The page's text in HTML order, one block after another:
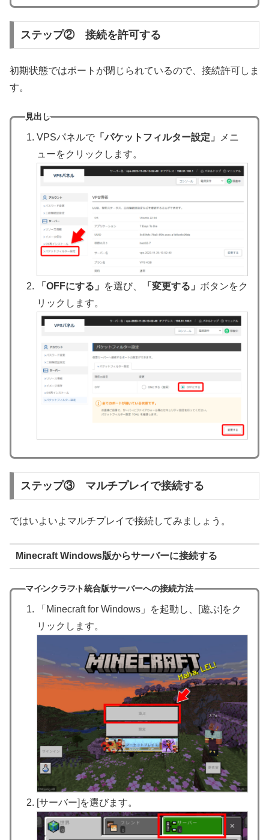
ステップ② 接続を許可する
初期状態ではポートが閉じられているので、接続許可しま
す。
見出し
VPSパネルで「パケットフィルター設定」
メニ
ューをクリックします。
「OFFにする」 を選び、 「変更する」 ボタンをク
リックします。
ステップ③ マルチプレイで接続する
ではいよいよマルチプレイで接続してみましょう。
Minecraft Windows版からサーバーに接続する
マインクラフト統合版サーバーへの接続方法
「Minecraft for Windows」を起動し、[遊ぶ]をク
リックします。
[サーバー]を選びます。